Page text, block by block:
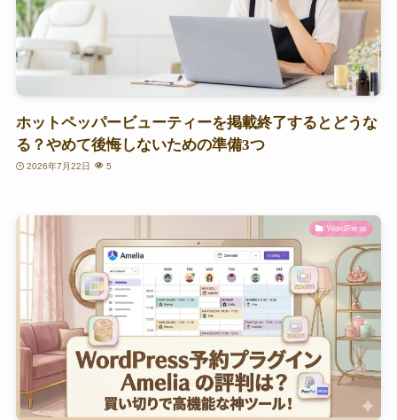
ホットペッパービューティーを掲載終了するとどうな
る？やめて後悔しないための準備3つ
2026年7月22日 5
WordPress